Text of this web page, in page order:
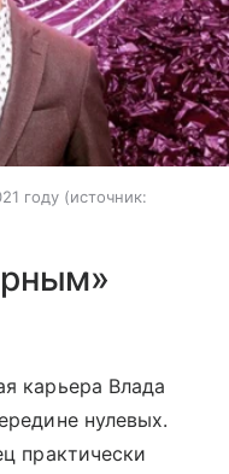
году
источник:
карьера Влада
нулевых.
практически